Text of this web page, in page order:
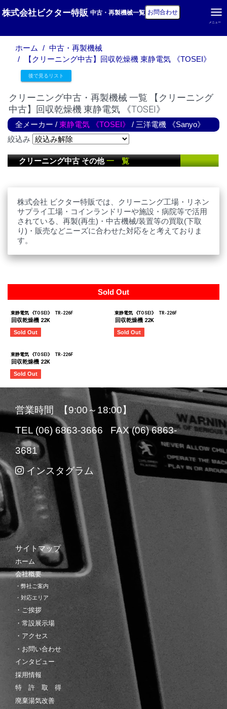
メニュー
株式会社ビクター特販 中古・再製機械一覧 お問合わせ
ホーム
中古・再製機械
【クリーニング中古】回収乾燥機 東静電気 《TOSEI》
後で見るリスト
クリーニング中古・再製機械 一覧 【クリーニング
中古】回収乾燥機 東静電気 《TOSEI》
全メーカー / 東静電気 《TOSEI》 / 三洋電機 《Sanyo》
絞込み
クリーニング中古 その他一 覧
株式会社 ビクター特販では、クリーニング工場・リネン
サプライ工場・コインランドリーや施設・病院等で活用
されている、再製(再生)・中古機械/装置等の買取(下取
り)・販売などニーズに合わせた対応をと考えておりま
す。
Sold Out
東静電気 《TOSEI》 TR-226F
回収乾燥機 22K
Sold Out
東静電気 《TOSEI》 TR-226F
回収乾燥機 22K
Sold Out
東静電気 《TOSEI》 TR-226F
回収乾燥機 22K
Sold Out
営業時間 【9:00～18:00】
TEL (06) 6863-3666 FAX (06) 6863-
3681
インスタグラム
サイトマップ
ホーム
会社概要
・弊社ご案内
・対応エリア
・ご挨拶
・常設展示場
・アクセス
・お問い合わせ
インタビュー
採用情報
特 許 取 得
廃棄湯気改善